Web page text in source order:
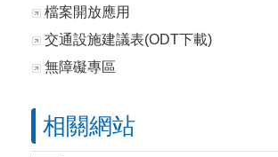
檔案開放應用
交通設施建議表(ODT下載)
無障礙專區
相關網站